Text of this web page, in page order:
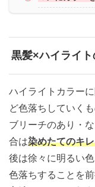
黒髪×ハイライト
ハイライトカラー
ど色落ちしていく
ブリーチのあり・
合は染めたてのキ
後は徐々に明るい
色落ちすることを前